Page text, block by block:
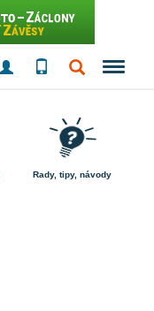
Rady, tipy, návody